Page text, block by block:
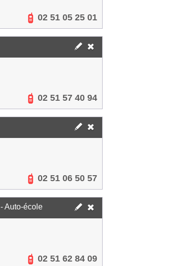
02 51 05 25 01
02 51 57 40 94
02 51 06 50 57
- Auto-école
02 51 62 84 09